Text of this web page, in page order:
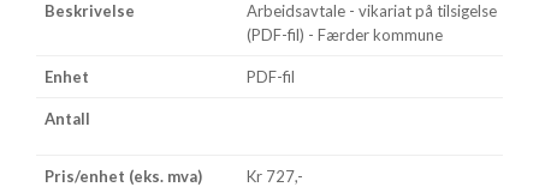
Arbeidsavtale - vikariat på tilsigelse
(PDF-fil) - Færder kommune
PDF-fil
Kr 727,-